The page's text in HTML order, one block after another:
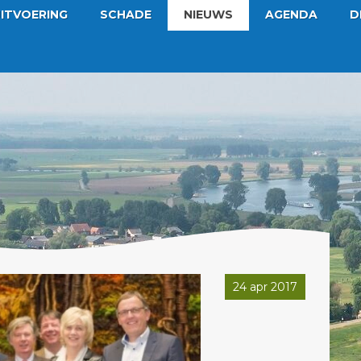
SCHADE NIEUWS AGENDA
24 apr 2017